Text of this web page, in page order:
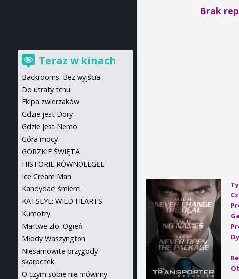
Brak
Teraz w kinach
Backrooms. Bez wyjścia
Do utraty tchu
Ekipa zwierzaków
Gdzie jest Dory
Gdzie jest Nemo
Góra mocy
GORZKIE ŚWIĘTA
HISTORIE RÓWNOLEGŁE
Ice Cream Man
Kandydaci śmierci
KATSEYE: WILD HEARTS
Kumotry
Martwe zło: Ogień
Młody Waszyngton
Niesamowite przygody
skarpetek
O czym sobie nie mówimy